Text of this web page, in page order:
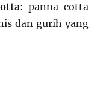
: panna cotta
dan gurih yang